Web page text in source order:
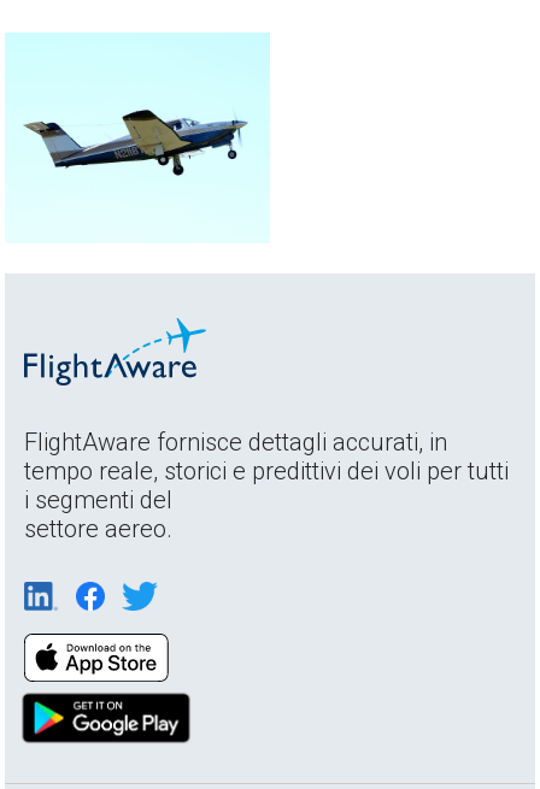
FlightAware fornisce dettagli accurati, in
tempo reale, storici e predittivi dei voli per tutti
i segmenti del
settore aereo.